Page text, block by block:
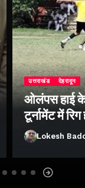
उत्तराखंड देहरादून
ओलंपस हाई
टूर्नामेंट में
Lokesh